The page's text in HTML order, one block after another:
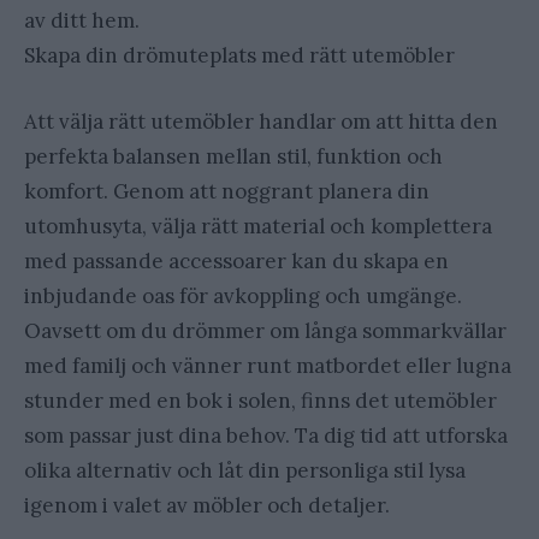
av ditt hem.
Skapa din drömuteplats med rätt utemöbler
Att välja rätt utemöbler handlar om att hitta den
perfekta balansen mellan stil, funktion och
komfort. Genom att noggrant planera din
utomhusyta, välja rätt material och komplettera
med passande accessoarer kan du skapa en
inbjudande oas för avkoppling och umgänge.
Oavsett om du drömmer om långa sommarkvällar
med familj och vänner runt matbordet eller lugna
stunder med en bok i solen, finns det utemöbler
som passar just dina behov. Ta dig tid att utforska
olika alternativ och låt din personliga stil lysa
igenom i valet av möbler och detaljer.